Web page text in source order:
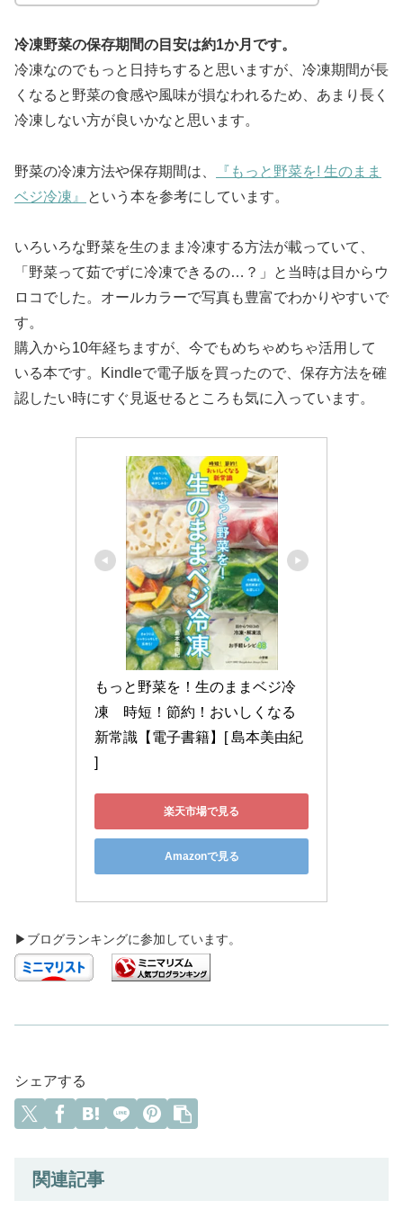
冷凍野菜の保存期間の目安は約1か月です。
冷凍なのでもっと日持ちすると思いますが、冷凍期間が長
くなると野菜の食感や風味が損なわれるため、あまり長く
冷凍しない方が良いかなと思います。
野菜の冷凍方法や保存期間は、
『もっと野菜を! 生のまま
ベジ冷凍』
という本を参考にしています。
いろいろな野菜を生のまま冷凍する方法が載っていて、
「野菜って茹でずに冷凍できるの…？」と当時は目からウ
ロコでした。オールカラーで写真も豊富でわかりやすいで
す。
購入から10年経ちますが、今でもめちゃめちゃ活用して
いる本です。Kindleで電子版を買ったので、保存方法を確
認したい時にすぐ見返せるところも気に入っています。
もっと野菜を！生のままベジ冷
凍　時短！節約！おいしくなる
新常識【電子書籍】[ 島本美由紀
]
楽天市場で見る
Amazonで見る
▶ブログランキングに参加しています。
シェアする
関連記事